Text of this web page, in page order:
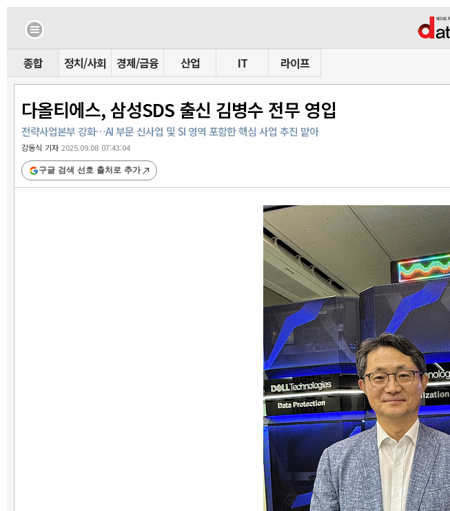
종합 정치/사회 경제/금융 산업 IT 라이프
다올티에스, 삼성SDS 출신 김병수 전무 영입
전략사업본부 강화…AI 부문 신사업 및 SI 영역 포함한 핵심 사업 추진 맡아
강동식 기자2025.09.08 07:43:04
구글 검색 선호 출처로 추가